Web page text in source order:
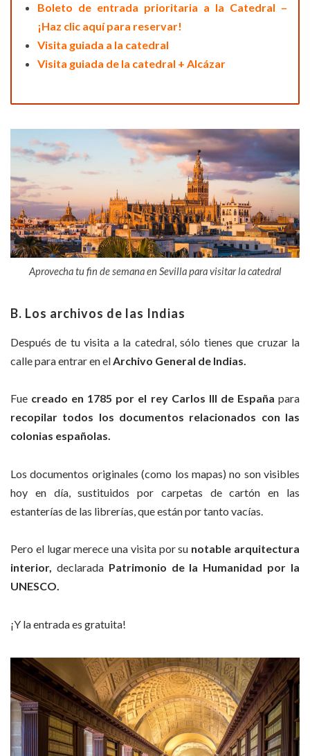
Boleto de entrada prioritaria a la Catedral –
¡Haz clic aquí para reservar!
Visita guiada a la catedral
Visita guiada de la catedral + Alcázar
Aprovecha tu fin de semana en Sevilla para visitar la catedral
B. Los archivos de las Indias
Después de tu visita a la catedral, sólo tienes que cruzar la
calle para entrar en elArchivo General de Indias.
Fue creado en 1785 por el rey Carlos III de España para
recopilar todos los documentos relacionados con las
colonias españolas.
Los documentos originales (como los mapas) no son visibles
hoy en día, sustituidos por carpetas de cartón en las
estanterías de las librerías, que están por tanto vacías.
Pero el lugar merece una visita por su notable arquitectura
interior, declarada Patrimonio de la Humanidad por la
UNESCO.
¡Y la entrada es gratuita!